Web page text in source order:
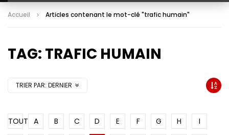
Accueil Articles contenant le mot-clé "trafic humain"
TAG: TRAFIC HUMAIN
TRIER PAR: DERNIER
TOUT A B C D E F G H
I